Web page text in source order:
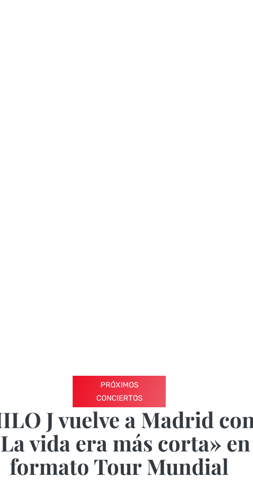
PRÓXIMOS
CONCIERTOS
J vuelve a Madrid
vida era más corta» en
formato Tour Mundial